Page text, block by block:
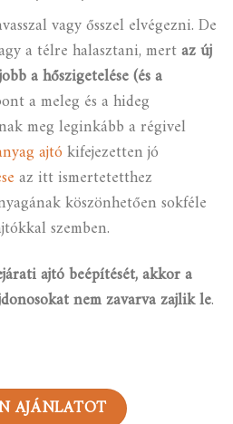
vagy ősszel elvégezni. De
a télre halasztani, mertaz új
jobb a hőszigetelése (és a
a meleg és a hideg
meg leginkább a régivel
ajtókifejezetten jó
az itt ismertetetthez
köszönhetően sokféle
szemben.
ajtó beépítését, akkor a
nem zavarva zajlik le.
AJÁNLATOT